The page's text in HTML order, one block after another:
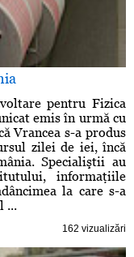
pentru Fizica
emis în urmă cu
Vrancea s-a produs
zilei de iei, încă
Specialiştii au
informaţiile
la care s-a
...
162 vizualizări